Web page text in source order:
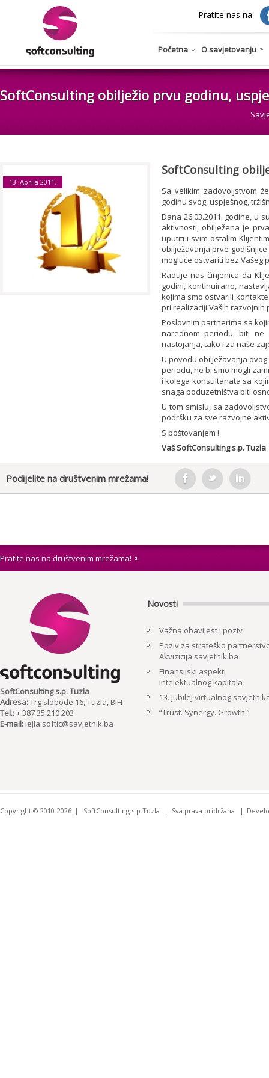
Pratite nas na:
Početna O savjetovanju
SoftConsulting obilježio prvu godinu,
13. Aprila 2011.
SoftConsulting
Sa velikim zadovoljstvom
godinu svog, uspješnog,
Dana 26.03.2011. godine, u
aktivnosti, obilježena je
uputiti i svim ostalim
obilježavanja prve
mogluće ostvariti bez Vašeg
Raduje nas činjenica da
godini, kontinuirano,
kojima smo ostvarili
pri realizaciji Vaših razvojnih
Poslovnim partnerima sa
narednom periodu, biti ne
nastojanja, tako i za naše
U povodu obilježavanja
periodu, ne bi smo mogli
i kolega konsultanata sa
snaga poduzetništva biti
U tom smislu, sa
podršku za sve razvojne
S poštovanjem !
Vaš SoftConsulting s.p. Tuzla
Podijelite na društvenim mrežama!
Pratite nas na društvenim mrežama!
SoftConsulting s.p. Tuzla
Adresa:Trg slobode 16, Tuzla, BiH
Tel.:+ 387 35 210 203
E-mail: lejla.softic@savjetnik.ba
Novosti
Važna obavijest i poziv
Poziv za strateško
Akvizicija savjetnik.ba
Finansijski aspekti
intelektualnog kapitala
13. jubilej virtualnog
“Trust. Synergy. Growth.”
Copyright © 2010-2026 SoftConsulting s.p.Tuzla Sva prava pridržana